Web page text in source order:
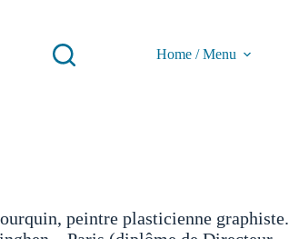
Home / Menu
peintre plasticienne graphiste.